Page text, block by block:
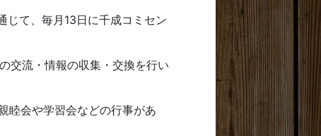
て、毎月13日に千成コミセン
交流・情報の収集・交換を行い
睦会や学習会などの行事があ